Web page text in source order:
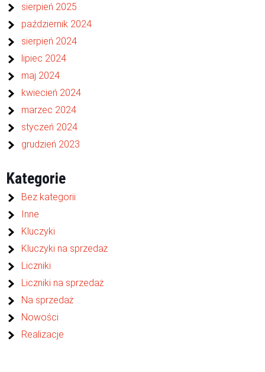
sierpień 2025
październik 2024
sierpień 2024
lipiec 2024
maj 2024
kwiecień 2024
marzec 2024
styczeń 2024
grudzień 2023
Kategorie
Bez kategorii
Inne
Kluczyki
Kluczyki na sprzedaż
Liczniki
Liczniki na sprzedaż
Na sprzedaż
Nowości
Realizacje